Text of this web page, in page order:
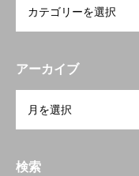
アーカイブ
検索